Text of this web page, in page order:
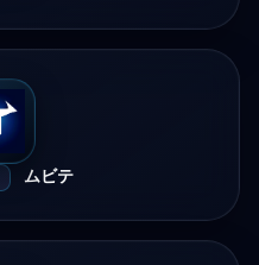
ムビテ